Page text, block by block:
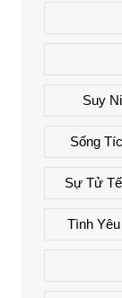
Suy
Sống
Sự Tử Tế
Tình Yêu